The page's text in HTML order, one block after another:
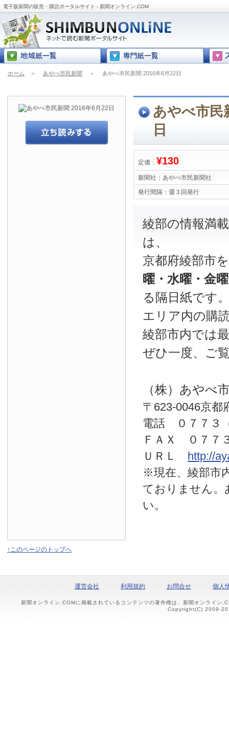
電子版新聞の販売・購読ポータルサイト - 新聞オンライン.COM
ホーム ＞ あやべ市民新聞 ＞ あやべ市民新聞 2016年6月22日
あやべ市民
日
定価： ¥130
新聞社： あやべ市民新聞社
発行間隔： 週３回発行
綾部の情報
は、
京都府綾部市
曜・水曜・金
る隔日紙です
エリア内の購
綾部市内では
ぜひ一度、ご
（株）あやべ
〒623-0046京都
電話 ０７７
ＦＡＸ ０７７
ＵＲＬ http://
※現在、綾部市
ておりません。
い。
↑このページのトップへ
運営会社 利用規約 お問合せ 個人
新聞オンライン.COMに掲載されているコンテンツの著作権は、新聞オンライン
Copyright(C) 2009-